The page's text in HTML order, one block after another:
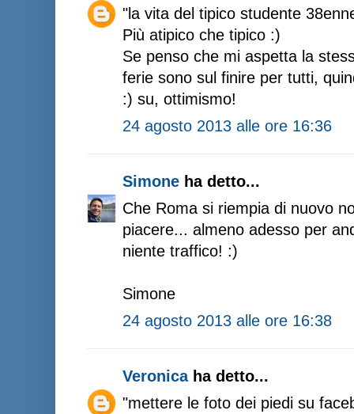
"la vita del tipico studente
Più atipico che tipico :)
Se penso che mi aspetta la
ferie sono sul finire per tutti,
:) su, ottimismo!
24 agosto 2013 alle ore 16:36
Simone ha detto...
Che Roma si riempia di nuovo
piacere... almeno adesso per
niente traffico! :)
Simone
24 agosto 2013 alle ore 16:38
Veronicaha detto...
"mettere le foto dei piedi su